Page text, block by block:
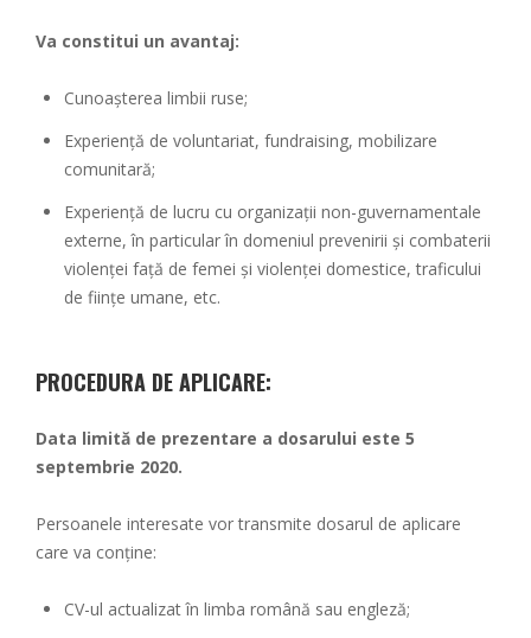
Va constitui un avantaj:
Cunoașterea limbii ruse;
Experiență de voluntariat, fundraising, mobilizare
comunitară;
Experiență de lucru cu organizații non-guvernamentale
externe, în particular în domeniul prevenirii și combaterii
violenței față de femei și violenței domestice, traficului
de ființe umane, etc.
PROCEDURA DE APLICARE:
Data limită de prezentare a dosarului este 5
septembrie 2020.
Persoanele interesate vor transmite dosarul de aplicare
care va conține:
CV-ul actualizat în limba română sau engleză;